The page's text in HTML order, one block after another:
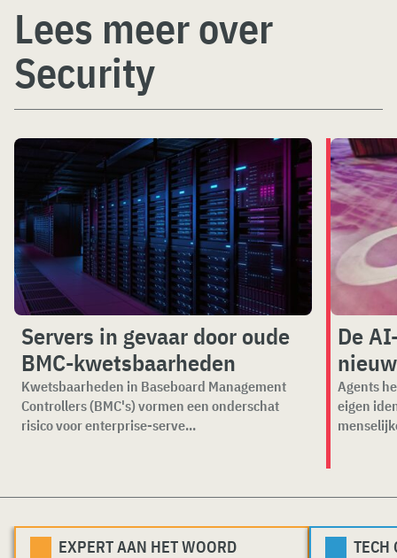
Lees meer over
Security
Servers in gevaar door oude
BMC-kwetsbaarheden
Kwetsbaarheden in Baseboard Management
Controllers (BMC's) vormen een onderschat
risico voor enterprise-serve...
De
Agents
eigen
EXPERT AAN HET WOORD TECH